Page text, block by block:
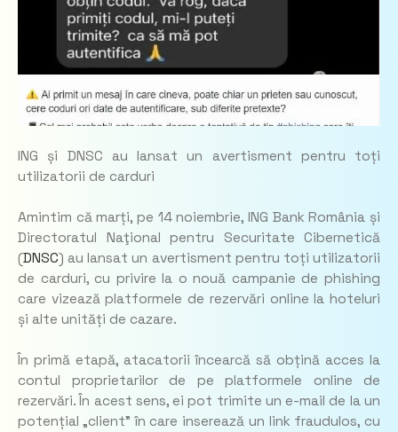
ING și DNSC au lansat un avertisment pentru toți
utilizatorii de carduri
Amintim că marți, pe 14 noiembrie, ING Bank România și
Directoratul Naţional pentru Securitate Cibernetică
(DNSC) au lansat un avertisment pentru toți utilizatorii
de carduri, cu privire la o nouă campanie de phishing
care vizează platformele de rezervări online la hoteluri
și alte unități de cazare.
În primă etapă, atacatorii încearcă să obțină acces la
contul proprietarilor de pe platformele online de
rezervări. În acest sens, ei pot trimite un e-mail de la un
potențial „client” în care inserează un link fraudulos, cu